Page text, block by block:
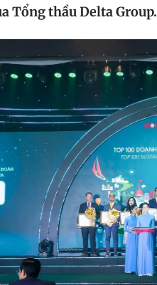
Tổng thầu Delta Group.